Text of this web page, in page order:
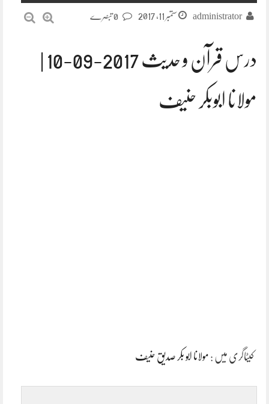
administrator ستمبر 11, 2017
مولانا ابوبکر حنیف
کیٹاگری میں : مولانا ابو بکر صدیق حنیف